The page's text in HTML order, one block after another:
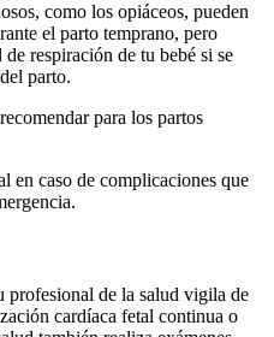
como los opiáceos, pueden
el parto temprano, pero
respiración de tu bebé si se
parto.
para los partos
en caso de complicaciones que
profesional de la salud vigila de
cardíaca fetal continua o